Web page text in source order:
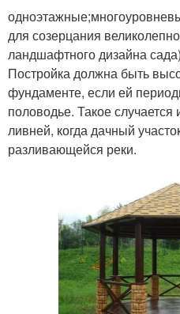
для созерцания
ландшафтного дизайна
Постройка должна быть
фундаменте, если ей
половодье. Такое
ливней, когда дачный
разливающейся реки.